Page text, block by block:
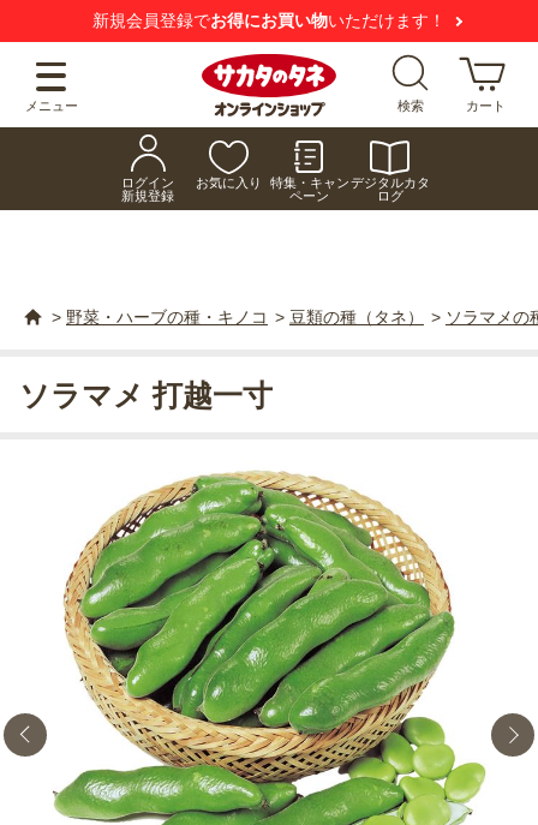
新規会員登録でお得にお買い物いただけます！
メニュー 検索 カート
ログイン
新規登録
お気に入り
特集・キャン
ペーン
デジタルカタ
ログ
> 野菜・ハーブの種・キノコ > 豆類の種（タネ） > ソラマメの
ソラマメ 打越一寸